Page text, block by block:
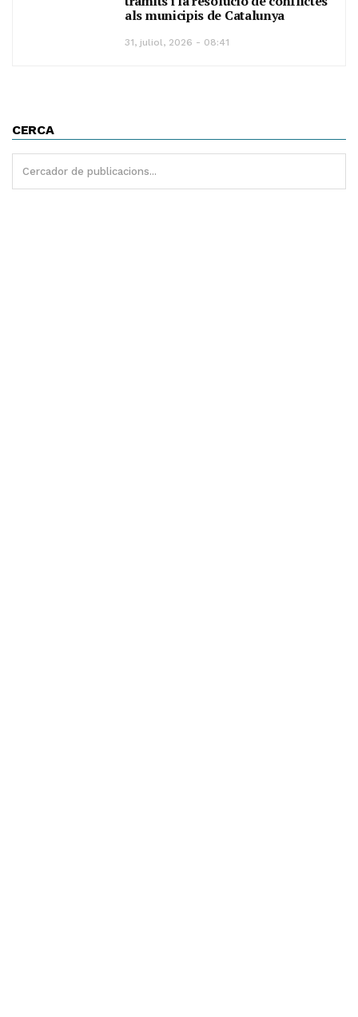
als municipis de Catalunya
31, juliol, 2026 - 08:41
CERCA